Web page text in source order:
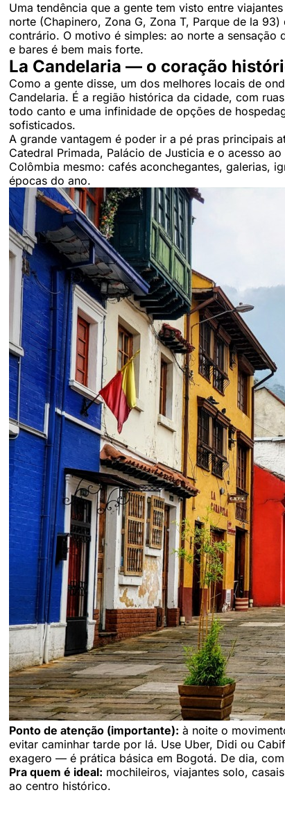
Uma tendência que a gente tem visto entre
norte (Chapinero, Zona G, Zona T, Parque de la
contrário. O motivo é simples: ao norte a sensação
e bares é bem mais forte.
La Candelaria — o coração
Como a gente disse, um dos melhores locais de
Candelaria. É a região histórica da cidade, com
todo canto e uma infinidade de opções de
sofisticados.
A grande vantagem é poder ir a pé pras principais
Catedral Primada, Palácio de Justicia e o acesso ao
Colômbia mesmo: cafés aconchegantes, galerias,
épocas do ano.
Ponto de atenção (importante): à noite o
evitar caminhar tarde por lá. Use Uber, Didi ou
exagero — é prática básica em Bogotá. De dia,
Pra quem é ideal: mochileiros, viajantes solo,
ao centro histórico.